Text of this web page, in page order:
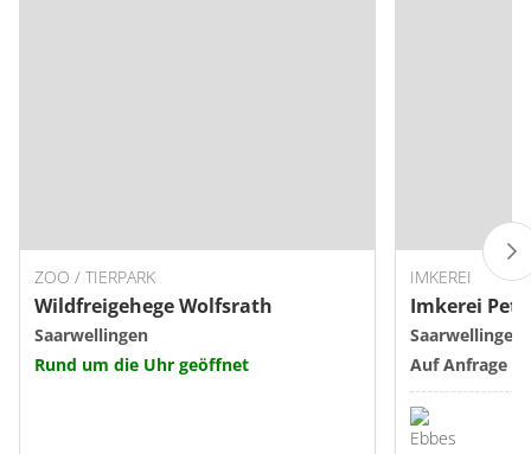
ZOO / TIERPARK
Wildfreigehege Wolfsrath
Saarwellingen
Rund um die Uhr geöffnet
IMKEREI
Imkerei
Saarwellingen
Auf Anfrage